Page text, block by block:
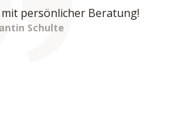
persönlicher Beratung!
Schulte